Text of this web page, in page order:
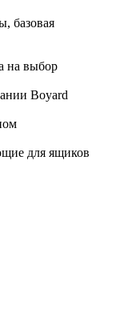
базовая
на выбор
Boyard
для ящиков